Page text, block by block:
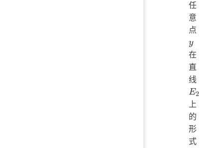
任
意
点
y
在
直
线
E2
上
的
形
式